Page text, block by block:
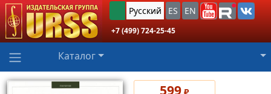
Русский ES EN
+7 (499) 724-25-45
Каталог
599